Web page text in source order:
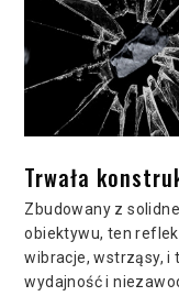
Trwała
Zbudowany z
obiektywu, ten
wibracje, wstrząsy, i
wydajność i